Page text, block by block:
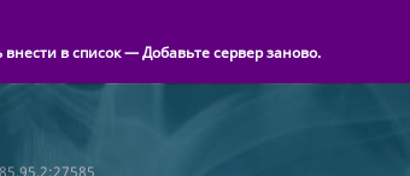
в список — Добавьте сервер заново.